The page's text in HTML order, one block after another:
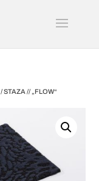
/ STAZA // „FLOW“